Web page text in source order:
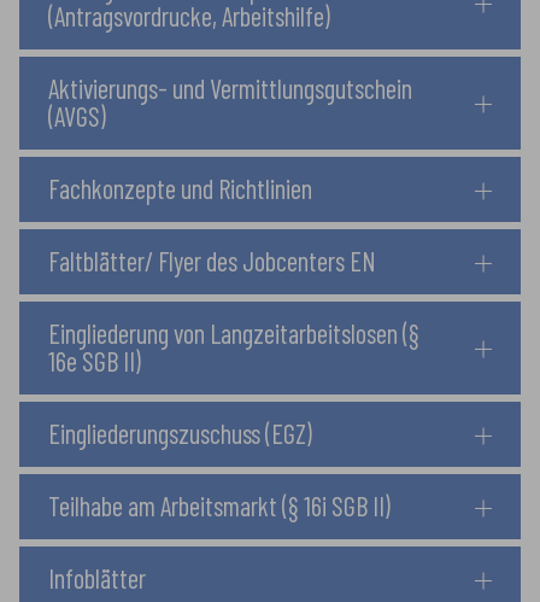
(Antragsvordrucke, Arbeitshilfe)
Aktivierungs- und Vermittlungsgutschein
(AVGS)
Fachkonzepte und Richtlinien
Faltblätter/ Flyer des Jobcenters EN
Eingliederung von Langzeitarbeitslosen (§
16e SGB II)
Eingliederungszuschuss (EGZ)
Teilhabe am Arbeitsmarkt (§ 16i SGB II)
Infoblätter